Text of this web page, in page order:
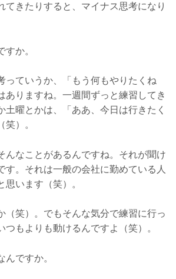
きたりすると、マイナス思考になり
か。
ていうか、「もう何もやりたくね
ありますね。一週間ずっと練習してき
土曜とかは、「ああ、今日は行きたく
笑）。
なことがあるんですね。それが聞け
す。それは一般の会社に勤めている人
思います（笑）。
笑）。でもそんな気分で練習に行っ
つもよりも動けるんですよ（笑）。
ですか。